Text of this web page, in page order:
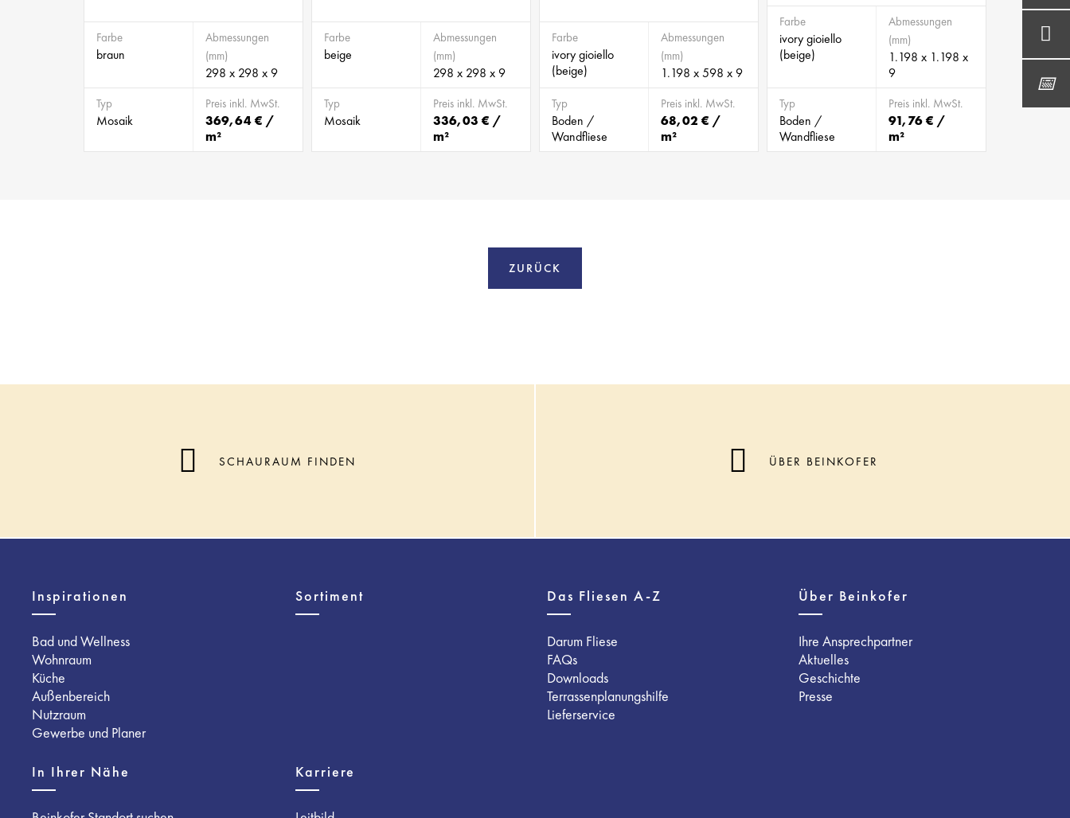
Farbe
braun
Abmessungen
(mm)
298 x 298 x 9
Typ
Mosaik
Preis inkl. MwSt.
369,64 € /
m²
Farbe
beige
Abmessungen
(mm)
298 x 298 x 9
Typ
Mosaik
Preis inkl. MwSt.
336,03 € /
m²
Farbe
ivory gioiello
(beige)
Abmessungen
(mm)
1.198 x 598 x 9
Typ
Boden /
Wandfliese
Preis inkl. MwSt.
68,02 € /
m²
Farbe
ivory gioiello
(beige)
Abmessungen
(mm)
1.198 x 1.198 x
9
Typ
Boden /
Wandfliese
Preis inkl. MwSt.
91,76 € /
m²
ZURÜCK
SCHAURAUM FINDEN ÜBER BEINKOFER
Inspirationen
Bad und Wellness
Wohnraum
Küche
Außenbereich
Nutzraum
Gewerbe und Planer
Sortiment Das Fliesen A-Z
Darum Fliese
FAQs
Downloads
Terrassenplanungshilfe
Lieferservice
Über Beinkofer
Ihre Ansprechpartner
Aktuelles
Geschichte
Presse
In Ihrer Nähe Karriere